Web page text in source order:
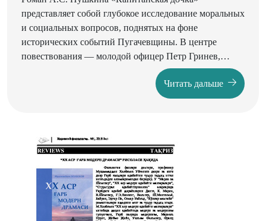
представляет собой глубокое исследование моральных
и социальных вопросов, поднятых на фоне
исторических событий Пугачевщины. В центре
повествования — молодой офицер Петр Гринев,
который, оказавшись в эпицентре крестьянского
восстания, сталкивается с испытаниями чести,
верности и личного выбора. Пушкин мастерски
внутренние переживания героев и их отношения на
фоне революционных потрясений. Роман затрагивает
вечные темы любви, долга, преданности и
человеческой стойкости, делая «Капитанскую дочку»
не только значимым произведением своего времени,
но и глубоким размышлением о нравственных
Читать дальше